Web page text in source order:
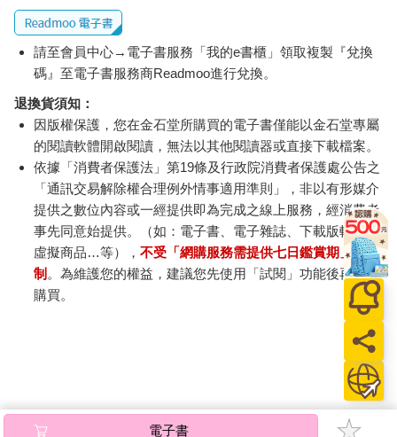
請至會員中心→電子書服務「我的e書櫃」領取複製『兌換
碼』至電子書服務商Readmoo進行兌換。
退換貨須知：
因版權保護，您在金石堂所購買的電子書僅能以金石堂專屬
的閱讀軟體開啟閱讀，無法以其他閱讀器或直接下載檔案。
依據「消費者保護法」第19條及行政院消費者保護處公告之
「通訊交易解除權合理例外情事適用準則」，非以有形媒介
提供之數位內容或一經提供即為完成之線上服務，經消費者
事先同意始提供。（如：電子書、電子雜誌、下載版軟體、
虛擬商品…等），不受「網購服務需提供七日鑑賞期」的限
制 。為維護您的權益，建議您先使用「試閱」功能後再付款
購買。
電子書